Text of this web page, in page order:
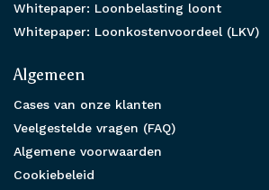
Whitepaper: Loonbelasting loont
Whitepaper: Loonkostenvoordeel (LKV)
Algemeen
Cases van onze klanten
Veelgestelde vragen (FAQ)
Algemene voorwaarden
Cookiebeleid